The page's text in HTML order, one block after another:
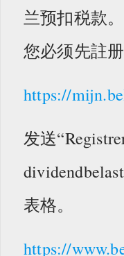
兰预扣税款。
您必须先註
https://
发送
表格。
https://